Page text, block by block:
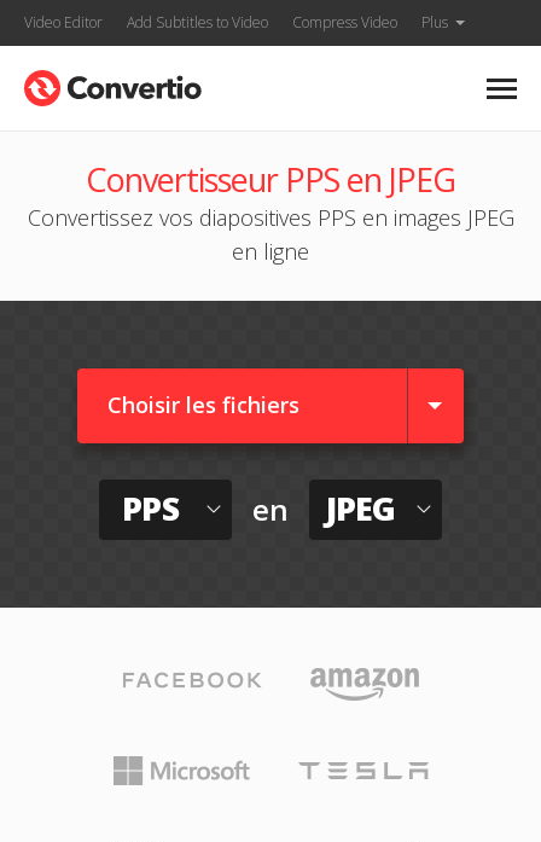
Video Editor Add Subtitles to Video Compress Video Plus
Convertisseur PPS en JPEG
Convertissez vos diapositives PPS en images JPEG
en ligne
Choisir les fichiers
PPS en JPEG